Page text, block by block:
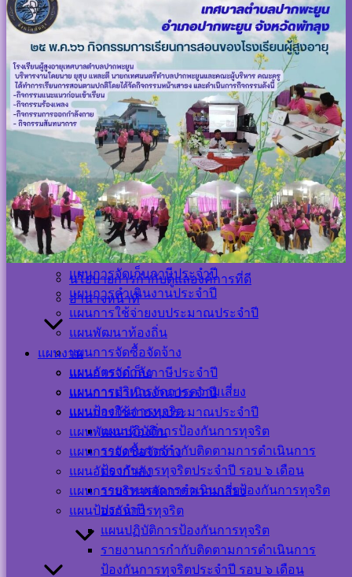
สำนักปลัด
กองคลัง
กองช่าง
กองสาธารณสุขและสิ่งแวดล้อม
กองการศึกษา
กองการประปา
หน่วยงานตรวจสอบภายใน
นโยบายการกำกับดูแลองค์การที่ดี
อำนาจหน้าที่
แผนงาน
แผนการจัดเก็บภาษีประจำปี
แผนการดำเนินงานประจำปี
แผนการใช้จ่ายงบประมาณประจำปี
แผนพัฒนาท้องถิ่น
แผนการจัดซื้อจัดจ้าง
แผนอัตรากำลัง
แผนการบริหารจัดการความเสี่ยง
แผนป้องกันการทุจริต
แผนปฏิบัติการป้องกันการทุจริต
รายงานการกำกับติดตามการดำเนินการ
ป้องกันการทุจริตประจำปี รอบ ๖ เดือน
รายงานผลการดำเนินการป้องกันการทุจริต
ประจำปี
โครงสร้างองค์กร
ข้อมูลบุคลากร
คณะผู้บริหาร
สภาเทศบาล
หัวหน้าส่วนราชการ
สำนักปลัด
กองคลัง
กองช่าง
กองสาธารณสุขและสิ่งแวดล้อม
กองการศึกษา
กองการประปา
หน่วยงานตรวจสอบภายใน
นโยบายการกำกับดูแลองค์การที่ดี
อำนาจหน้าที่
แผนงาน
แผนการจัดเก็บภาษีประจำปี
แผนการดำเนินงานประจำปี
แผนการใช้จ่ายงบประมาณประจำปี
แผนพัฒนาท้องถิ่น
แผนการจัดซื้อจัดจ้าง
แผนอัตรากำลัง
แผนการบริหารจัดการความเสี่ยง
แผนป้องกันการทุจริต
แผนปฏิบัติการป้องกันการทุจริต
รายงานการกำกับติดตามการดำเนินการ
ป้องกันการทุจริตประจำปี รอบ ๖ เดือน
Visitor Counter
Users Today : 21
Users This Month :
Users This Year :
Total Users : 39449
Who's Online : 0
Your IP Address :
Powered ByWPS Visitor